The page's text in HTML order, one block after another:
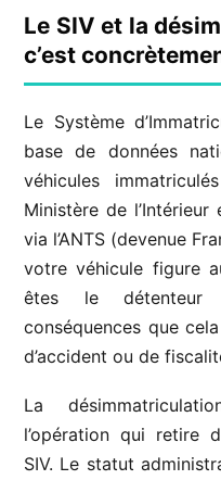
Le SIV et la
c’est
Le Système
base de données
véhicules
Ministère de
via l’ANTS (devenue
votre véhicule figure
êtes le
conséquences que
d’accident ou de
La
l’opération qui retire
SIV. Le statut